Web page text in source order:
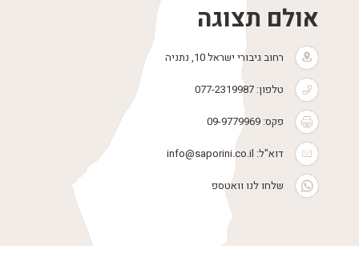
אולם תצוגה
רחוב גיבורי ישראל 10, נתניה
טלפון: 077-2319987
פקס: 09-9779969
דוא"ל: info@saporini.co.il
שלחו לנו וואטספ